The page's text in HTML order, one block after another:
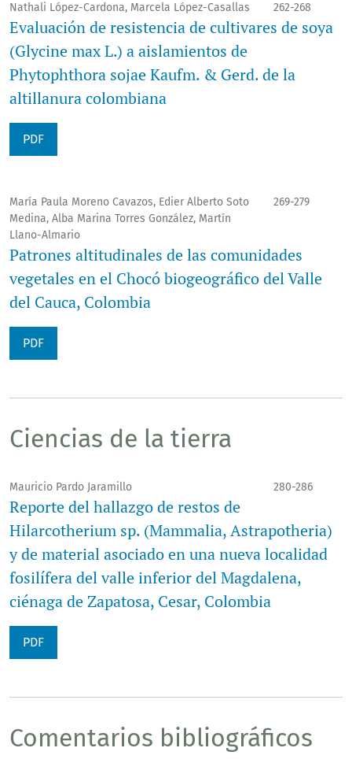
Nathali López-Cardona, Marcela López-Casallas 262-268
Evaluación de resistencia de cultivares de soya
(Glycine max L.) a aislamientos de
Phytophthora sojae Kaufm. & Gerd. de la
altillanura colombiana
PDF
María Paula Moreno Cavazos, Edier Alberto Soto
Medina, Alba Marina Torres González, Martín
Llano-Almario
269-279
Patrones altitudinales de las comunidades
vegetales en el Chocó biogeográfico del Valle
del Cauca, Colombia
PDF
Ciencias de la tierra
Mauricio Pardo Jaramillo 280-286
Reporte del hallazgo de restos de
Hilarcotherium sp. (Mammalia, Astrapotheria)
y de material asociado en una nueva localidad
fosilífera del valle inferior del Magdalena,
ciénaga de Zapatosa, Cesar, Colombia
PDF
Comentarios bibliográficos